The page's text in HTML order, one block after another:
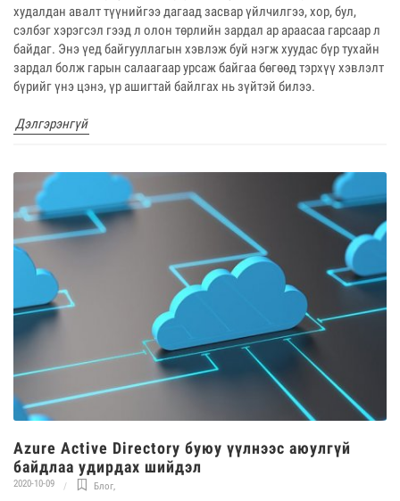
худалдан авалт түүнийгээ дагаад засвар үйлчилгээ, хор, бул,
сэлбэг хэрэгсэл гээд л олон төрлийн зардал ар араасаа гарсаар л
байдаг. Энэ үед байгууллагын хэвлэж буй нэгж хуудас бүр тухайн
зардал болж гарын салаагаар урсаж байгаа бөгөөд тэрхүү хэвлэлт
бүрийг үнэ цэнэ, үр ашигтай байлгах нь зүйтэй билээ.
Дэлгэрэнгүй
Azure Active Directory буюу үүлнээс аюулгүй
байдлаа удирдах шийдэл
2020-10-09 Блог